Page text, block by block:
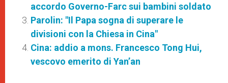
accordo Governo-Farc sui bambini soldato
Parolin: "Il Papa sogna di superare le
divisioni con la Chiesa in Cina"
Cina: addio a mons. Francesco Tong Hui,
vescovo emerito di Yan’an